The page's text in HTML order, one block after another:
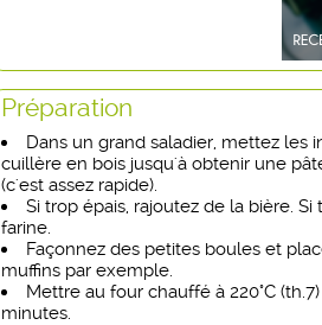
Préparation
Dans un grand saladier, mettez les
cuillère en bois jusqu'à obtenir une
(c'est assez rapide).
Si trop épais, rajoutez de la bière.
farine.
Façonnez des petites boules et
muffins par exemple.
Mettre au four chauffé à 220°C
minutes.